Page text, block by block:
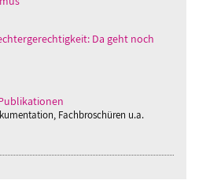
Da geht noch
Fachbroschüren u.a.